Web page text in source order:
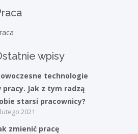
świętokrzyskim
informacje
zatrudnienia
wpisy
technologie
pracy. Jak z tym radzą
starsi pracownicy?
2021
zmienić pracę